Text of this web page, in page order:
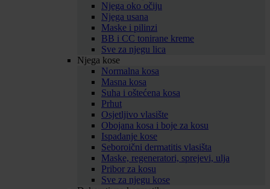
Njega oko očiju
Njega usana
Maske i pilinzi
BB i CC tonirane kreme
Sve za njegu lica
Njega kose
Normalna kosa
Masna kosa
Suha i oštećena kosa
Prhut
Osjetljivo vlasište
Obojana kosa i boje za kosu
Ispadanje kose
Seboroični dermatitis vlasišta
Maske, regeneratori, sprejevi, ulja
Pribor za kosu
Sve za njegu kose